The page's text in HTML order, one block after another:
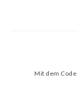
Mit dem Code